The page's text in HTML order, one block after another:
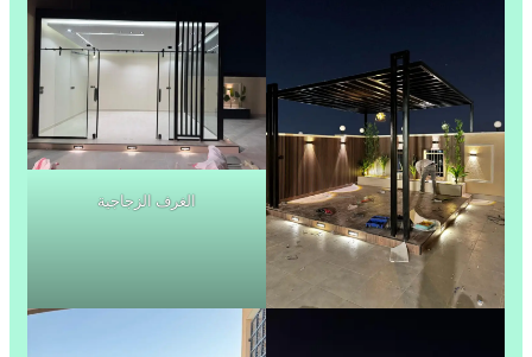
الغرف الزجاجية